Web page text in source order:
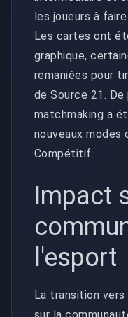
les joueurs à
Les cartes ont
graphique,
remaniées pour
de Source 21.
matchmaking a
nouveaux modes
Compétitif.
Impact
l'esport
La transition